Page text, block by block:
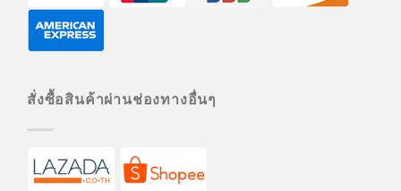
สั่งซื้อสินค้าผ่านช่องทางอื่นๆ